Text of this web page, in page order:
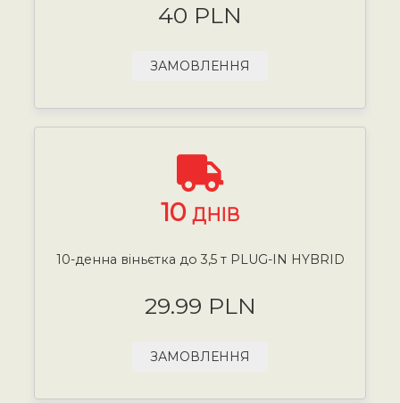
40 PLN
ЗАМОВЛЕННЯ
10 ДНІВ
10-денна віньєтка до 3,5 т PLUG-IN HYBRID
29.99 PLN
ЗАМОВЛЕННЯ